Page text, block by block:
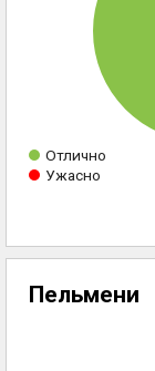
Отлично
Ужасно
Пельмени